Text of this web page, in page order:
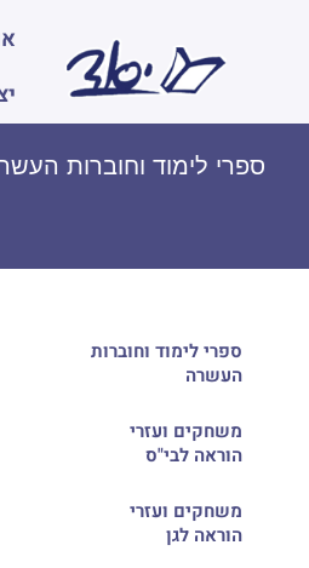
ספרי לימוד וחוברות
ספרי לימוד וחוברות
העשרה
משחקים ועזרי
הוראה לבי"ס
משחקים ועזרי
הוראה לגן